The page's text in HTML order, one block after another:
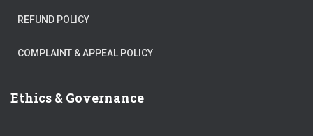
REFUND POLICY
COMPLAINT & APPEAL POLICY
Ethics & Governance